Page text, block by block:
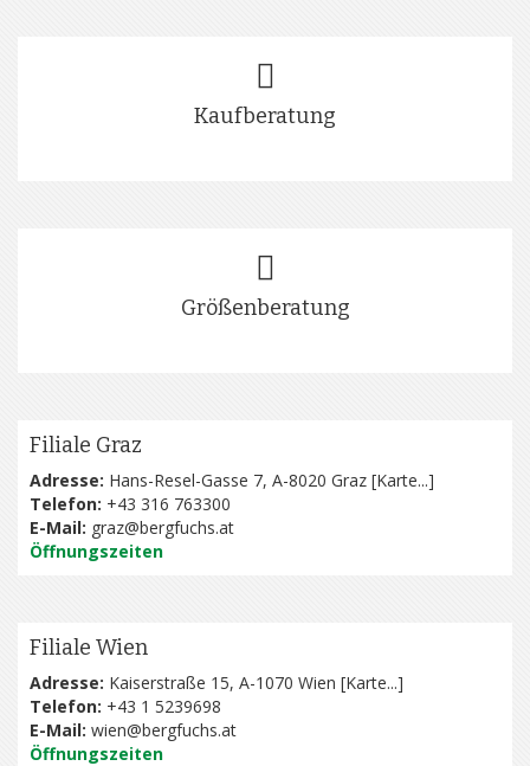
Kaufberatung
Größenberatung
Filiale Graz
Adresse: Hans-Resel-Gasse 7, A-8020 Graz [Karte...]
Telefon: +43 316 763300
E-Mail: graz@bergfuchs.at
Öffnungszeiten
Filiale Wien
Adresse: Kaiserstraße 15, A-1070 Wien [Karte...]
Telefon: +43 1 5239698
E-Mail: wien@bergfuchs.at
Öffnungszeiten